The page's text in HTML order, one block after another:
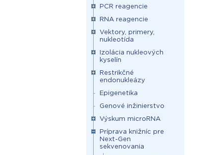
PCR reagencie
RNA reagencie
Vektory, primery,
nukleotída
Izolácia nukleových
kyselín
Restrikčné
endonukleázy
Epigenetika
Genové inžinierstvo
Výskum microRNA
Príprava knižníc pre
Next-Gen
sekvenovania